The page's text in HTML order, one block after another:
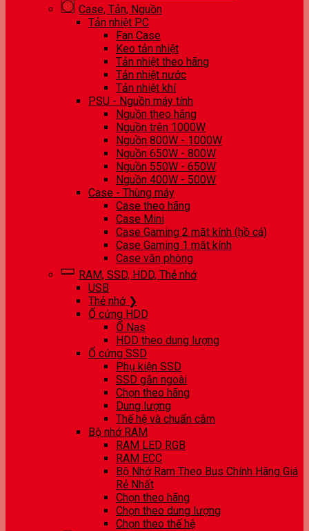
Case, Tản, Nguồn
Tản nhiệt PC
Fan Case
Keo tản nhiệt
Tản nhiệt theo hãng
Tản nhiệt nước
Tản nhiệt khí
PSU - Nguồn máy tính
Nguồn theo hãng
Nguồn trên 1000W
Nguồn 800W - 1000W
Nguồn 650W - 800W
Nguồn 550W - 650W
Nguồn 400W - 500W
Case - Thùng máy
Case theo hãng
Case Mini
Case Gaming 2 mặt kính (hồ cá)
Case Gaming 1 mặt kính
Case văn phòng
RAM, SSD, HDD, Thẻ nhớ
USB
Thẻ nhớ ❯
Ổ cứng HDD
Ổ Nas
HDD theo dung lượng
Ổ cứng SSD
Phụ kiện SSD
SSD gắn ngoài
Chọn theo hãng
Dung lượng
Thế hệ và chuẩn cắm
Bộ nhớ RAM
RAM LED RGB
RAM ECC
Bộ Nhớ Ram Theo Bus Chính Hãng Giá
Rẻ Nhất
Chọn theo hãng
Chọn theo dung lượng
Chọn theo thế hệ